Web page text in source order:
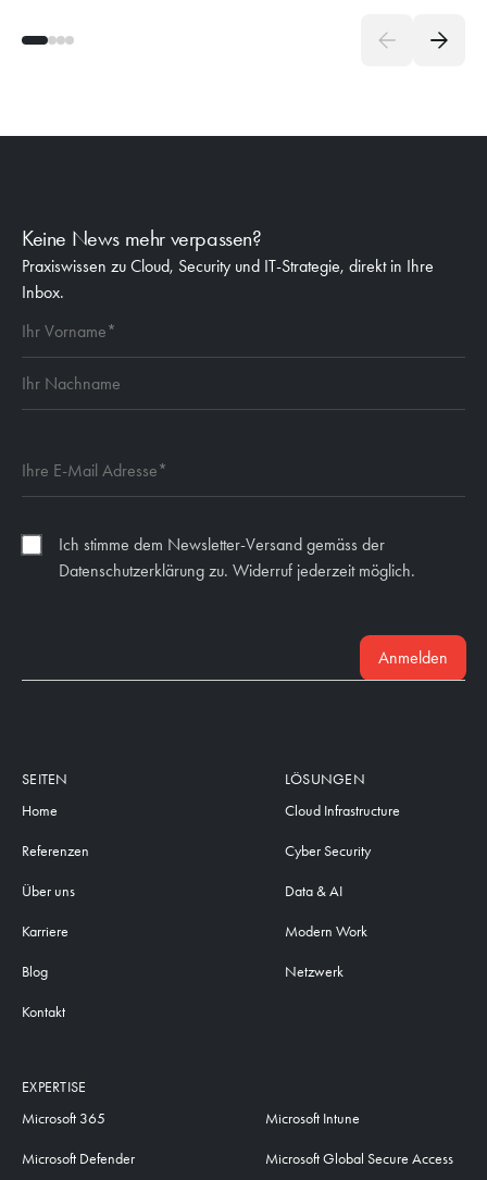
Keine News mehr verpassen?
Praxiswissen zu Cloud, Security und IT-Strategie, direkt in Ihre
Inbox.
Ich stimme dem Newsletter-Versand gemäss der
Datenschutzerklärung zu. Widerruf jederzeit möglich.
Anmelden
SEITEN
Home
Referenzen
Über uns
Karriere
Blog
Kontakt
LÖSUNGEN
Cloud Infrastructure
Cyber Security
Data & AI
Modern Work
Netzwerk
EXPERTISE
Microsoft 365
Microsoft Defender
Microsoft Intune
Microsoft Global Secure Access